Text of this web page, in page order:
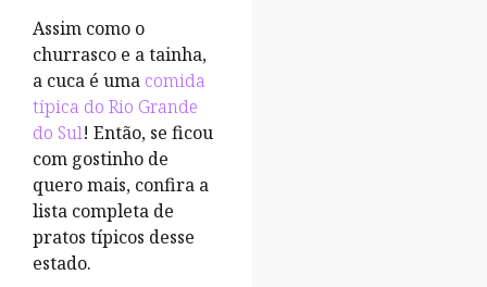
Assim como o
churrasco e a tainha,
a cuca é uma comida
típica do Rio Grande
do Sul! Então, se ficou
com gostinho de
quero mais, confira a
lista completa de
pratos típicos desse
estado.